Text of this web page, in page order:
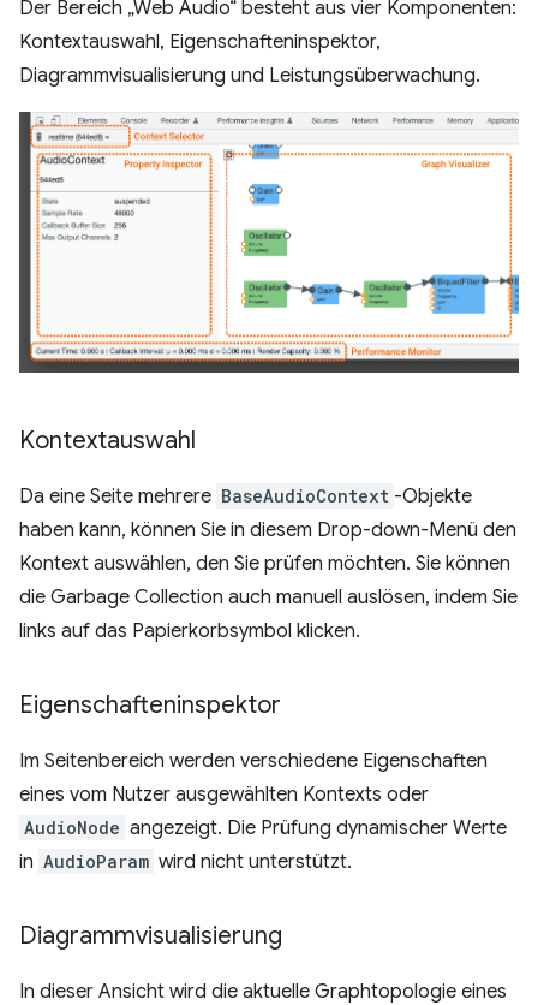
Der Bereich „Web Audio“ besteht aus vier Komponenten:
Kontextauswahl, Eigenschafteninspektor,
Diagrammvisualisierung und Leistungsüberwachung.
Kontextauswahl
Da eine Seite mehrere BaseAudioContext -Objekte
haben kann, können Sie in diesem Drop-down-Menü den
Kontext auswählen, den Sie prüfen möchten. Sie können
die Garbage Collection auch manuell auslösen, indem Sie
links auf das Papierkorbsymbol klicken.
Eigenschafteninspektor
Im Seitenbereich werden verschiedene Eigenschaften
eines vom Nutzer ausgewählten Kontexts oder
AudioNode angezeigt. Die Prüfung dynamischer Werte
in AudioParam wird nicht unterstützt.
Diagrammvisualisierung
In dieser Ansicht wird die aktuelle Graphtopologie eines